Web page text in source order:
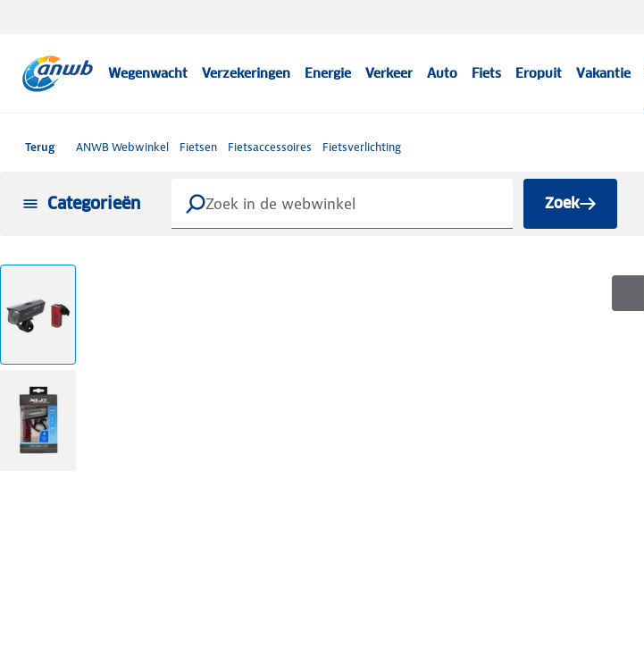
Wegenwacht Verzekeringen Energie Verkeer Auto Fiets Eropuit Vakantie
Terug ANWB Webwinkel Fietsen Fietsaccessoires Fietsverlichting
Categorieën Zoek